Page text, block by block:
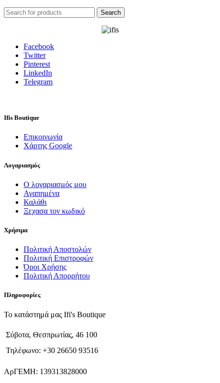
Search
Facebook
Twitter
Pinterest
LinkedIn
Telegram
Ifis Boutique
Επικοινωνία
Χάρτης Google
Λογαριασμός
Ο λογαριασμός μου
Αγαπημένα
Καλάθι
Ξεχασα τον κωδικό
Χρήσιμα
Πολιτική Αποστολών
Πολιτική Επιστροφών
Όροι Χρήσης
Πολιτική Απορρήτου
Πληροφορίες
Το κατάστημά μας Ifi's Boutique
Σύβοτα, Θεσπρωτίας, 46 100
Τηλέφωνο: +30 26650 93516
ΑρΓΕΜΗ: 139313828000